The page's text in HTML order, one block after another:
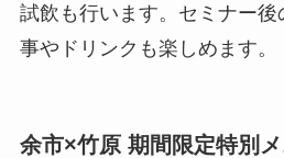
試飲も行います。セミナー
事やドリンクも楽しめます。
余市×竹原 期間限定特別